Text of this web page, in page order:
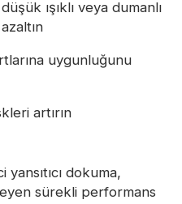
ışıklı veya dumanlı
uygunluğunu
artırın
dokuma,
sürekli performans